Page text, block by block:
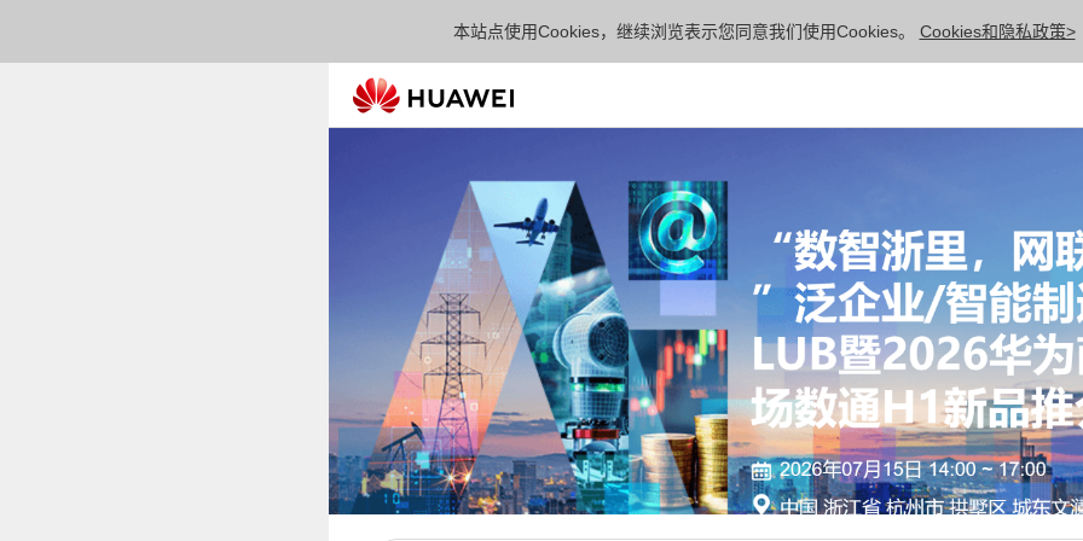
本站点使用Cookies，继续浏览表示您同意我们使用Cookies。 Cookies和隐私政策>